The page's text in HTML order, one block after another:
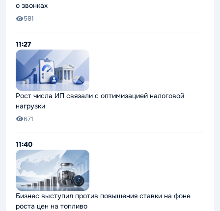
о звонках
581
11:27
Рост числа ИП связали с оптимизацией налоговой
нагрузки
671
11:40
Бизнес выступил против повышения ставки на фоне
роста цен на топливо